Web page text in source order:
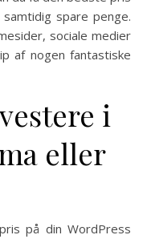
spare penge.
sociale medier
af nogen fantastiske
i
eller
på din WordPress